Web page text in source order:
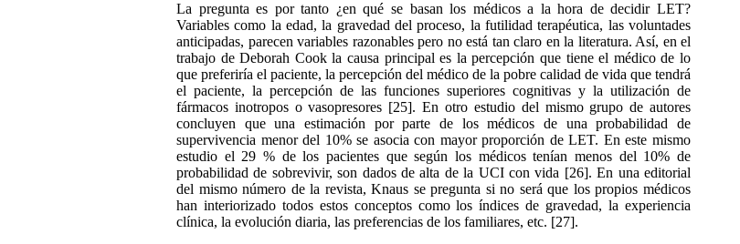
La pregunta es por tanto ¿en qué se basan los médicos a la hora de decidir LET?
Variables como la edad, la gravedad del proceso, la futilidad terapéutica, las voluntades
anticipadas, parecen variables razonables pero no está tan claro en la literatura. Así, en el
trabajo de Deborah Cook la causa principal es la percepción que tiene el médico de lo
que preferiría el paciente, la percepción del médico de la pobre calidad de vida que tendrá
el paciente, la percepción de las funciones superiores cognitivas y la utilización de
fármacos inotropos o vasopresores [25]. En otro estudio del mismo grupo de autores
concluyen que una estimación por parte de los médicos de una probabilidad de
supervivencia menor del 10% se asocia con mayor proporción de LET. En este mismo
estudio el 29 % de los pacientes que según los médicos tenían menos del 10% de
probabilidad de sobrevivir, son dados de alta de la UCI con vida [26]. En una editorial
del mismo número de la revista, Knaus se pregunta si no será que los propios médicos
han interiorizado todosestos conceptos como los índices de gravedad, la experiencia
clínica, la evolución diaria, las preferencias de los familiares, etc. [27].